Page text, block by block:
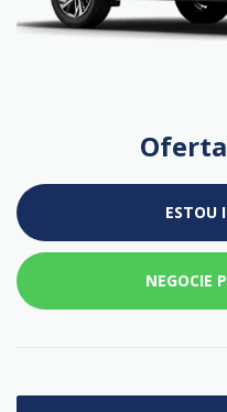
ESTOU
NEGOCIE